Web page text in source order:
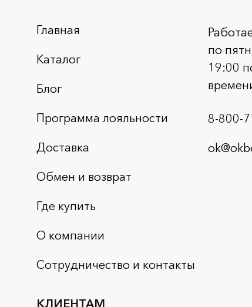
Главная
Каталог
Блог
Программа лояльности
Доставка
Обмен и возврат
Где купить
О компании
Сотрудничество и контакты
КЛИЕНТАМ
по
19:00
8-800-